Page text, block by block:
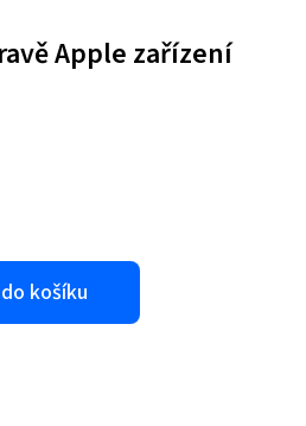
Apple zařízení
košíku